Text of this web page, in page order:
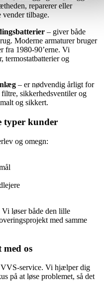
reparerer eller
vender tilbage.
– giver både
Moderne armaturer bruger
fra 1980-90’erne. Vi
termostatbatterier og
– er nødvendig årligt for
sikkerhedsventiler og
og sikkert.
typer kunder
og omegn:
løser både den lille
med samme
os
service. Vi hjælper dig
på at løse problemet, så det